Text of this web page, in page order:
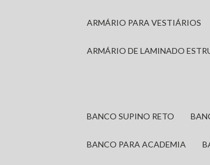
ARMÁRIO PARA VESTIÁRIOS
ARMÁRIO DE LAMINADO
BANCO SUPINO RETO
BANCO PARA ACADEMIA